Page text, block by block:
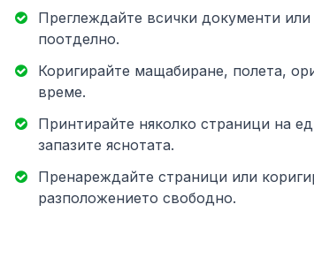
Преглеждайте всички документи или
поотделно.
Коригирайте мащабиране, полета,
време.
Принтирайте няколко страници на
запазите яснотата.
Пренареждайте страници или
разположението свободно.